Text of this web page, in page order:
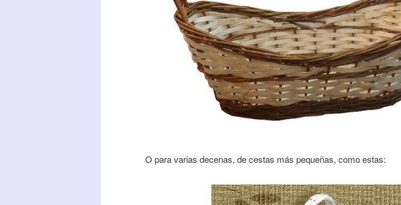
O para varias decenas, de cestas más pequeñas, como estas: